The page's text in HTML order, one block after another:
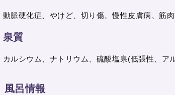
動脈硬化症、やけど、切り傷、慢性皮膚病、筋
泉質
カルシウム、ナトリウム、硫酸塩泉(低張性、ア
風呂情報